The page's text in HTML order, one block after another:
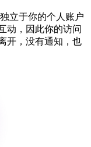
独立于你的个人账户
动，因此你的访问
开，没有通知，也